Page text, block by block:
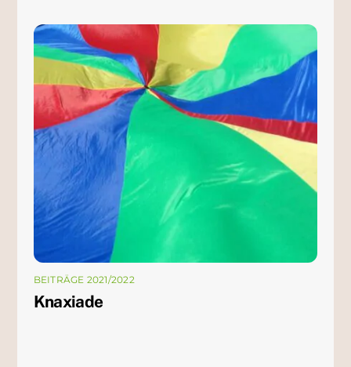
BEITRÄGE 2021/2022
Knaxiade